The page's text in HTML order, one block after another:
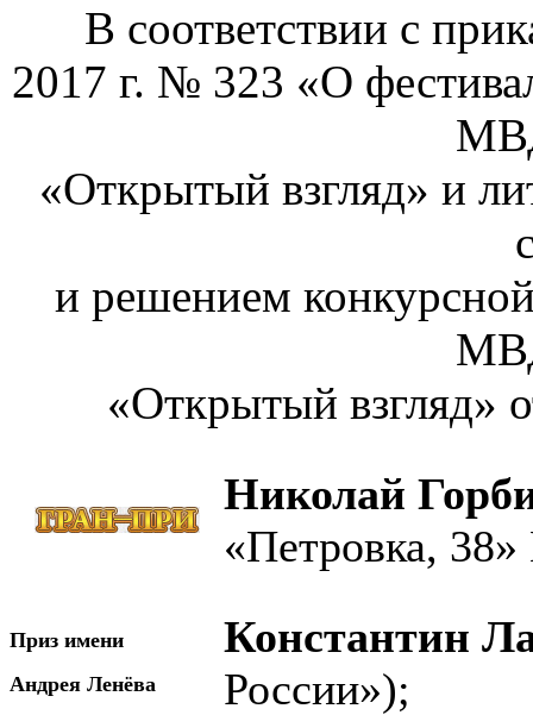
В соответствии с
2017 г. № 323 «О
«Открытый взгляд» и
и решением
«Открытый взгляд»
Николай
«Петровка,
Приз имени
Андрея Ленёва
Константин
России»);